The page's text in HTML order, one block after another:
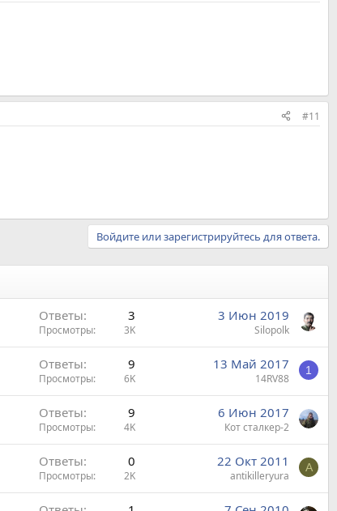
#11
Войдите или зарегистрируйтесь для ответа.
Ответы 3
Просмотры 3K
3 Июн 2019
Silopolk
Ответы 9
Просмотры 6K
13 Май 2017
14RV88
1
Ответы 9
Просмотры 4K
6 Июн 2017
Кот сталкер-2
Ответы 0
Просмотры 2K
22 Окт 2011
antikilleryura
A